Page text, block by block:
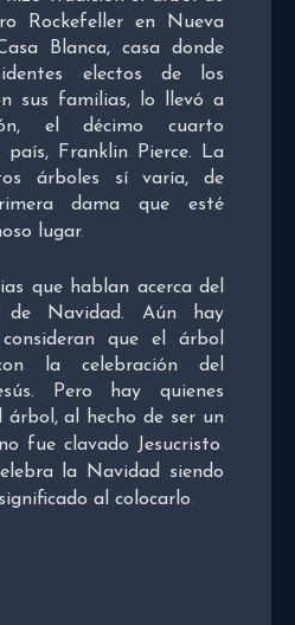
Rockefeller en Nueva
Blanca, casa donde
electos de los
sus familias, lo llevó a
el décimo cuarto
país, Franklin Pierce. La
árboles sí varía, de
dama que esté
lugar.
que hablan acerca del
Navidad. Aún hay
que el árbol
la celebración del
Pero hay quienes
árbol, al hecho de ser un
fue clavado Jesucristo.
la Navidad siendo
al colocarlo.